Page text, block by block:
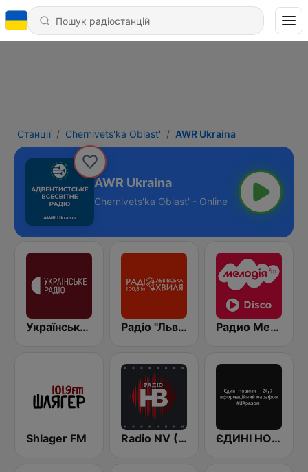
Станції Chernivets'ka Oblast' AWR Ukraina
AWR Ukraina
Chernivets'ka Oblast' - Online
Українське радіо (Ukrainian radio) Радіо "Львівська Хвиля" Lviv.fm 100.8 Радио Мелодия (Radio Melodia Disco)
Shlager FM Radio NV (Радіо НВ) ЄДИНІ НОВИНИ